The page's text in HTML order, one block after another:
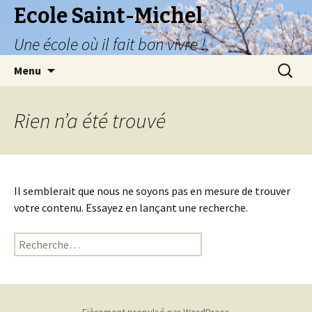
Ecole Saint-Michel
Une école où il fait bon vivre !
Menu
principal
Rien n’a été trouvé
Il semblerait que nous ne soyons pas en mesure de trouver
votre contenu. Essayez en lançant une recherche.
Rechercher :